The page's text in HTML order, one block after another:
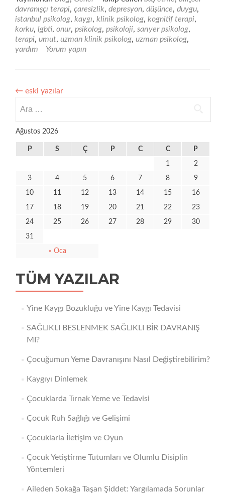
okuyunLGBTİ
Olmak
davranışçı terapi, çaresizlik, depresyon, düşünce, duygu,
istanbul psikolog, kaygı, klinik psikolog, kognitif terapi,
korku, lgbti, onur, psikolog, psikoloji, sarıyer psikolog,
terapi, umut, uzman klinik psikolog, uzman psikolog,
yardım
Yorum yapın
← eski yazılar
Ağustos 2026
P S Ç P C C P
« Oca
1 2
3 4 5 6 7 8 9
10 11 12 13 14 15 16
17 18 19 20 21 22 23
24 25 26 27 28 29 30
31
TÜM YAZILAR
Yine Kaygı Bozukluğu ve Yine Kaygı Tedavisi
SAĞLIKLI BESLENMEK SAĞLIKLI BİR DAVRANIŞ
MI?
Çocuğumun Yeme Davranışını Nasıl Değiştirebilirim?
Kaygıyı Dinlemek
Çocuklarda Tırnak Yeme ve Tedavisi
Çocuk Ruh Sağlığı ve Gelişimi
Çocuklarla İletişim ve Oyun
Çocuk Yetiştirme Tutumları ve Olumlu Disiplin
Yöntemleri
Aileden Sokağa Taşan Şiddet: Yargılamada Sorunlar